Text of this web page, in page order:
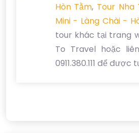
Hòn Tằm, Tour Nha
Mini - Làng Chài -
tour khác tại trang
To Travel hoặc
0911.380.111 để được